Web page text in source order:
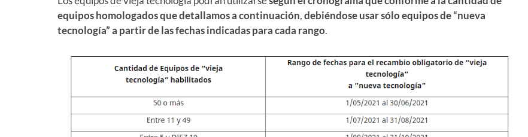
equipos homologados que detallamos a continuación,debiéndose usar sólo equipos de “nueva
tecnología” a partir de las fechas indicadas para cada rango.